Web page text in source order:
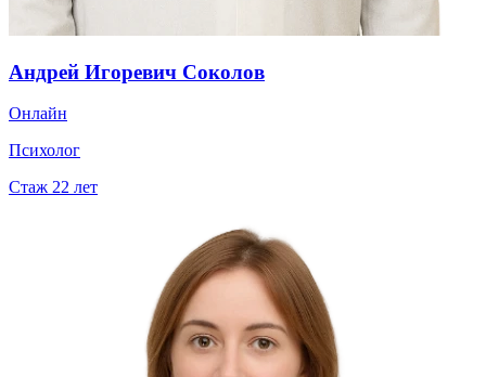
Андрей Игоревич Соколов
Онлайн
Психолог
Стаж 22 лет